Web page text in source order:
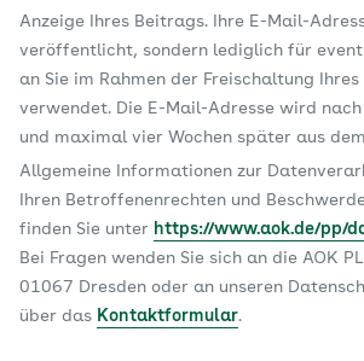
Anzeige Ihres Beitrags. Ihre E-Mail-
veröffentlicht, sondern lediglich für
an Sie im Rahmen der Freischaltung
verwendet. Die E-Mail-Adresse wird
und maximal vier Wochen später aus
Allgemeine Informationen zur
Ihren Betroffenenrechten und
finden Sie unter https://www.aok.de/pp/
Bei Fragen wenden Sie sich an die AOK
01067 Dresden oder an unseren
über das Kontaktformular.